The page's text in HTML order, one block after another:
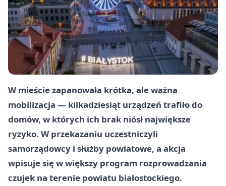
W mieście zapanowała krótka, ale ważna
mobilizacja — kilkadziesiąt urządzeń trafiło do
domów, w których ich brak niósł największe
ryzyko. W przekazaniu uczestniczyli
samorządowcy i służby powiatowe, a akcja
wpisuje się w większy program rozprowadzania
czujek na terenie powiatu białostockiego.